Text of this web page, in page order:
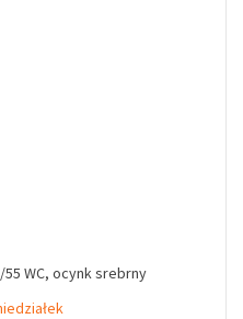
55 WC, ocynk srebrny